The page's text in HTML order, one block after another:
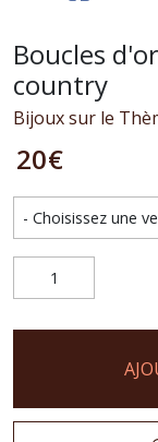
Boucles
country
Bijoux sur le
20€